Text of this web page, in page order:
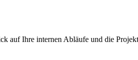
auf Ihre internen Abläufe und die